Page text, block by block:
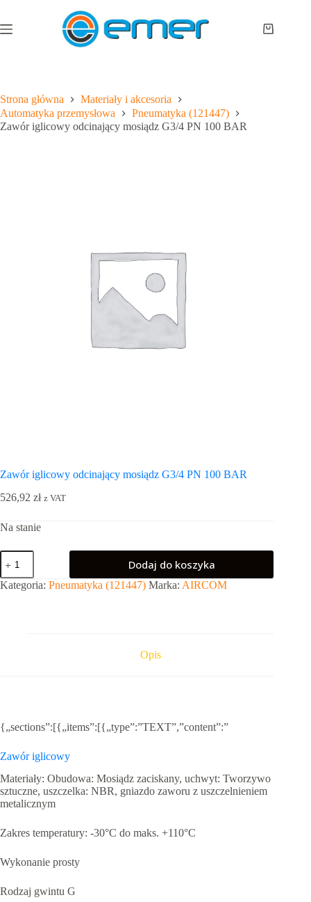
treści
Koszyk
Strona główna
Materiały i akcesoria
Automatyka przemysłowa
Pneumatyka (121447)
Zawór iglicowy odcinający mosiądz G3/4 PN 100 BAR
Zawór iglicowy odcinający mosiądz G3/4 PN 100 BAR
526,92 zł z VAT
Na stanie
ilość
Zawór
iglicowy
odcinający
Dodaj do koszyka
Kategoria: Pneumatyka (121447) Marka: AIRCOM
Opis
{„sections”:[{„items”:[{„type”:”TEXT”,”content”:”
Zawór iglicowy
Materiały: Obudowa: Mosiądz zaciskany, uchwyt: Tworzywo
sztuczne, uszczelka: NBR, gniazdo zaworu z uszczelnieniem
metalicznym
Zakres temperatury: -30°C do maks. +110°C
Wykonanie prosty
Rodzaj gwintu G